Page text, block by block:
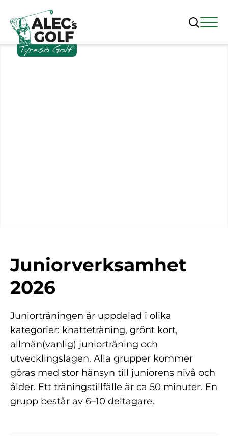
Juniorverksamhet
2026
Juniorträningen är uppdelad i olika
kategorier: knatteträning, grönt kort,
allmän(vanlig) juniorträning och
utvecklingslagen. Alla grupper kommer
göras med stor hänsyn till juniorens nivå och
ålder. Ett träningstillfälle är ca 50 minuter. En
grupp består av 6–10 deltagare.